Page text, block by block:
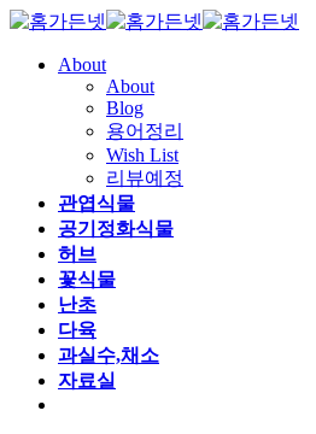
About
About
Blog
용어정리
Wish List
리뷰예정
관엽식물
공기정화식물
허브
꽃식물
난초
다육
과실수,채소
자료실